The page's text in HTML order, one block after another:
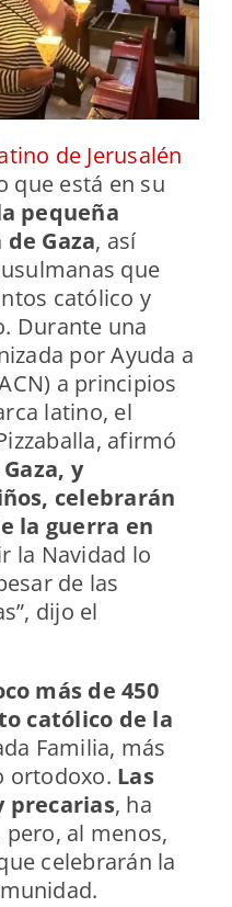
de Jerusalén
que está en su
pequeña
Gaza, así
que
católico y
Durante una
por Ayuda a
a principios
latino, el
afirmó
y
celebrarán
la guerra en
la Navidad lo
de las
dijo el
más de 450
católico de la
Familia, más
ortodoxo. Las
precarias, ha
al menos,
celebrarán la